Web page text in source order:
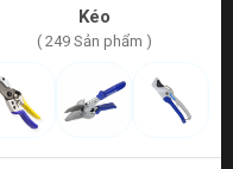
Kéo
( 249 Sản phẩm )